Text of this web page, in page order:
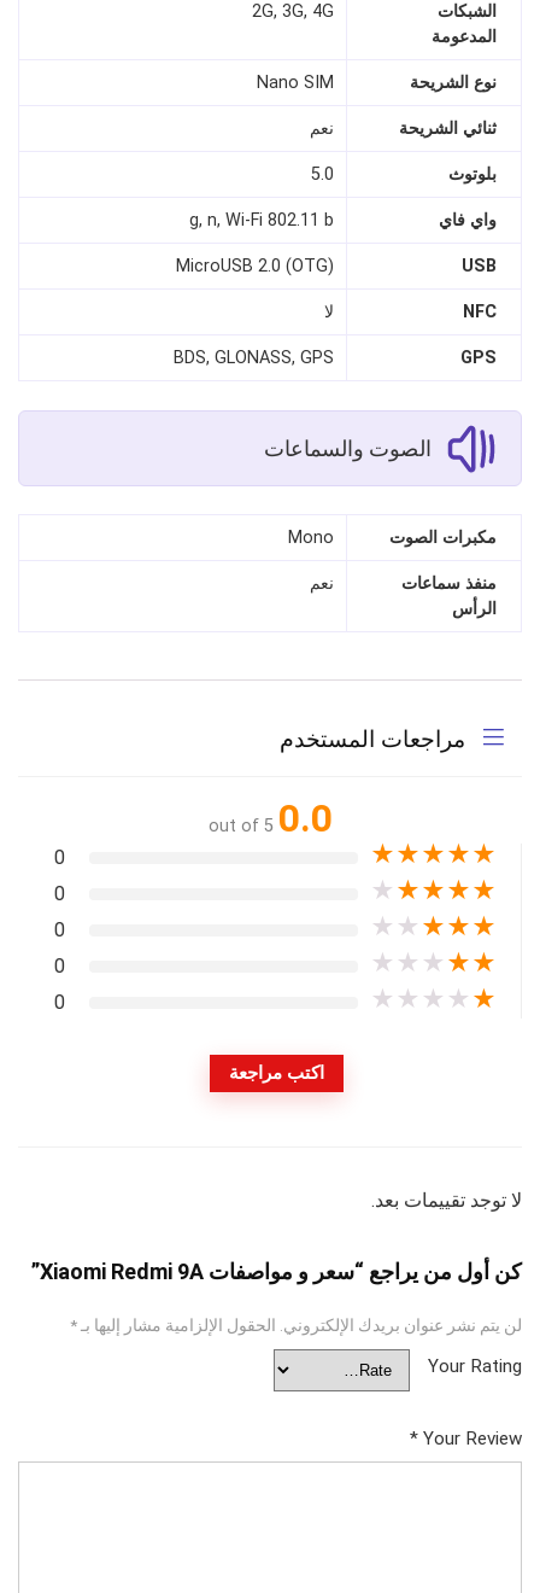
الشبكات
المدعومة
2G, 3G, 4G
نوع الشريحة Nano SIM
ثنائي الشريحة نعم
بلوتوث 5.0
واي فاي g, n, Wi-Fi 802.11 b
USB
MicroUSB 2.0 (OTG)
NFC لا
GPS
BDS, GLONASS, GPS
الصوت والسماعات
مكبرات الصوت Mono
منفذ سماعات
الرأس
نعم
مراجعات المستخدم
0.0
out of 5
★
★
★
★
★
0
★
★
★
★
★
0
★
★
★
★
★
0
★
★
★
★
★
0
★
★
★
★
★
0
اكتب مراجعة
لا توجد تقييمات بعد.
كن أول من يراجع “سعر و مواصفات Xiaomi Redmi 9A”
لن يتم نشر عنوان بريدك الإلكتروني. الحقول الإلزامية مشار إليها بـ*
Your Rating
Your Review
*